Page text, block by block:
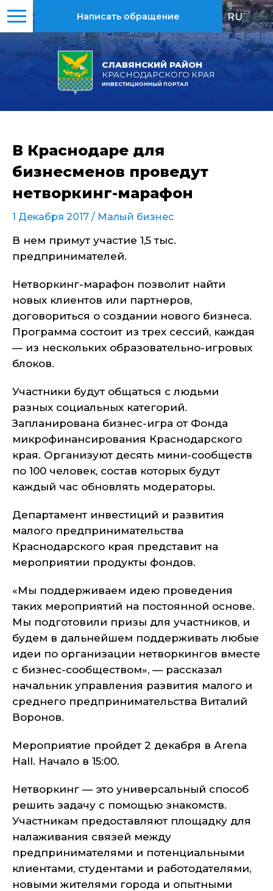
СЛАВЯНСКИЙ РАЙОН
КРАСНОДАРСКОГО КРАЯ
ИНВЕСТИЦИОННЫЙ ПОРТАЛ
Написать обращение RU | EN
В Краснодаре для
бизнесменов проведут
нетворкинг-марафон
1 Декабря 2017 / Малый бизнес
В нем примут участие 1,5 тыс.
предпринимателей.
Нетворкинг-марафон позволит найти
новых клиентов или партнеров,
договориться о создании нового бизнеса.
Программа состоит из трех сессий, каждая
— из нескольких образовательно-игровых
блоков.
Участники будут общаться с людьми
разных социальных категорий.
Запланирована бизнес-игра от Фонда
микрофинансирования Краснодарского
края. Организуют десять мини-сообществ
по 100 человек, состав которых будут
каждый час обновлять модераторы.
Департамент инвестиций и развития
малого предпринимательства
Краснодарского края представит на
мероприятии продукты фондов.
«Мы поддерживаем идею проведения
таких мероприятий на постоянной основе.
Мы подготовили призы для участников, и
будем в дальнейшем поддерживать любые
идеи по организации нетворкингов вместе
с бизнес-сообществом», — рассказал
начальник управления развития малого и
среднего предпринимательства Виталий
Воронов.
Мероприятие пройдет 2 декабря в Аrena
Hall. Начало в 15:00.
Нетворкинг — это универсальный способ
решить задачу с помощью знакомств.
Участникам предоставляют площадку для
налаживания связей между
предпринимателями и потенциальными
клиентами, студентами и работодателями,
новыми жителями города и опытными